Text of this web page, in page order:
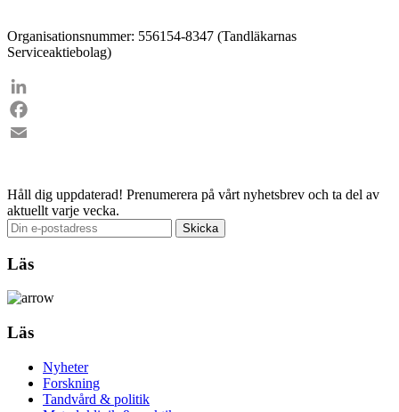
Organisationsnummer: 556154-8347 (Tandläkarnas
Serviceaktiebolag)
LinkedIn
Facebook
Håll dig uppdaterad! Prenumerera på vårt nyhetsbrev och ta del av
aktuellt varje vecka.
Läs
Läs
Nyheter
Forskning
Tandvård & politik